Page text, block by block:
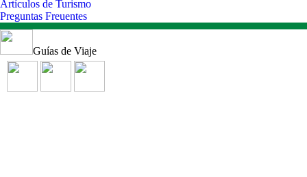
Artículos de Turismo
Preguntas Freuentes
Guías de Viaje